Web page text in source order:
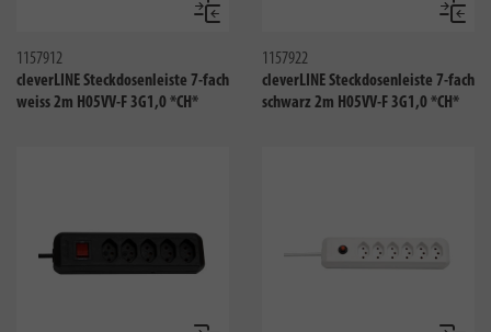
Vergleichen
1157912
cleverLINE Steckdosenleiste 7-fach
weiss 2m H05VV-F 3G1,0 *CH*
1157922
cleverLINE Steckdosenleiste 7-fach
schwarz 2m H05VV-F 3G1,0 *CH*